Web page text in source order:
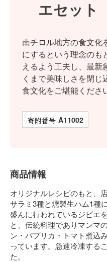
エセット
南チロル地方の食文化
にするという理念のも
えるよう工夫し、最新
くまで美味しさを閉
食文化をご堪能くださ
商品番号 A11002
商品情報
オリジナルレシピのもと、
サラミ3種と燻製生ハム1種
盛んに行われているジビエ
と、伝統料理でありマンマ
ン・パプリカ・トマト煮込
っています。急速冷凍する
た。